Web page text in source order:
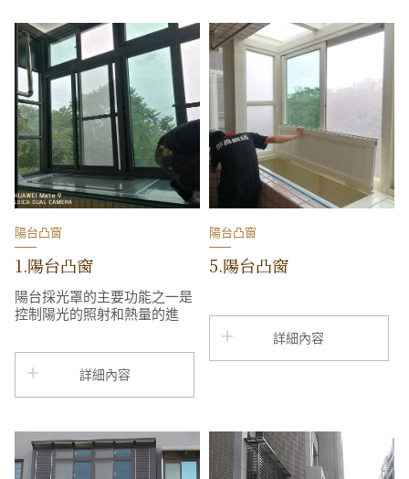
陽台凸窗
1.陽台凸窗
陽台採光罩的主要功能之一是
控制陽光的照射和熱量的進
格結構，採光罩能夠將過強的
陽光遮擋，同時讓部分陽光透
過，使得室內陽台區域的照明
更加柔和。這種結構還能減少
的溫度，為您打造一個舒適涼
爽的休憩空間。
詳細內容
陽台凸窗
5.陽台凸窗
詳細內容